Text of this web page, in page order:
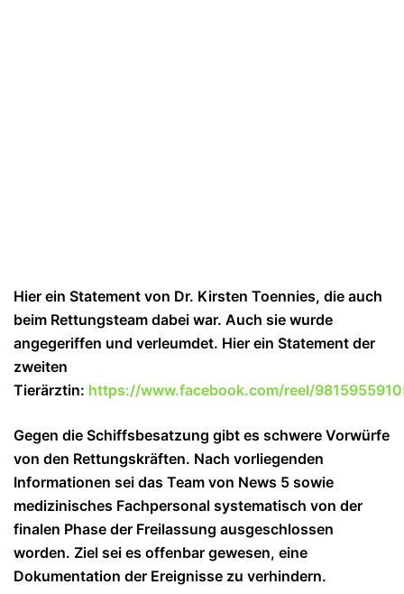
Hier ein Statement von Dr. Kirsten Toennies, die auch
beim Rettungsteam dabei war. Auch sie wurde
angegeriffen und verleumdet. Hier ein Statement der
zweiten
Tierärztin: https://www.facebook.com/reel/
Gegen die Schiffsbesatzung gibt es schwere Vorwürfe
von den Rettungskräften. Nach vorliegenden
Informationen sei das Team von News 5 sowie
medizinisches Fachpersonal systematisch von der
finalen Phase der Freilassung ausgeschlossen
worden. Ziel sei es offenbar gewesen, eine
Dokumentation der Ereignisse zu verhindern.